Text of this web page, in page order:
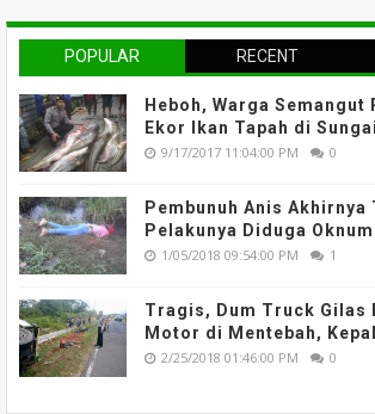
POPULAR RECENT
Heboh, Warga Semangut
Ekor Ikan Tapah di
9/17/2017 11:04:00 PM 0
Pembunuh Anis Akhirnya
Pelakunya Diduga
1/05/2018 09:54:00 PM 1
Tragis, Dum Truck Gilas
Motor di Mentebah,
2/25/2018 01:46:00 PM 0